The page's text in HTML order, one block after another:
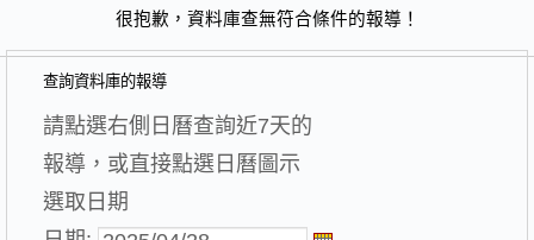
很抱歉，資料庫查無符合條件的報導！
查詢資料庫的報導
請點選右側日曆查詢近7天的
報導，或直接點選日曆圖示
選取日期